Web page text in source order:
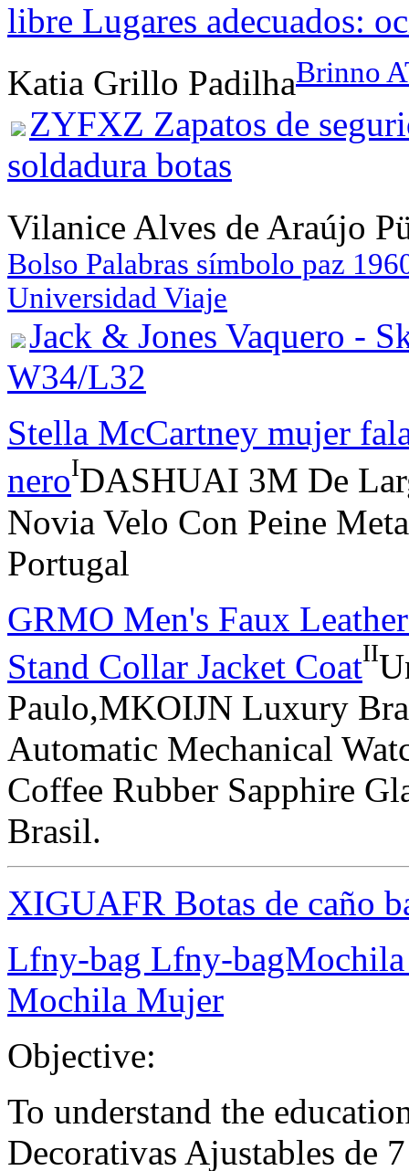
libre Lugares adecuados:
Katia Grillo PadilhaBrinno
ZYFXZ Zapatos de
soldadura botas
Vilanice Alves de Araújo
Bolso Palabras símbolo paz
Universidad Viaje
Jack & Jones Vaquero -
W34/L32
Stella McCartney mujer
neroIDASHUAI 3M De
Novia Velo Con Peine
Portugal
GRMO Men's Faux
Stand Collar Jacket CoatII
Paulo,MKOIJN Luxury
Automatic Mechanical
Coffee Rubber Sapphire
Brasil.
XIGUAFR Botas de caño
Lfny-bag Lfny-
Mochila Mujer
Objective:
To understand the
Decorativas Ajustables de